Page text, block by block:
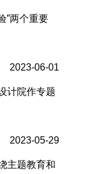
”两个重要
2023-06-01
计院作专题
2023-05-29
主题教育和